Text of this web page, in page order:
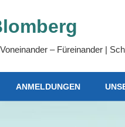
– Füreinander |
ANMELDUNGEN